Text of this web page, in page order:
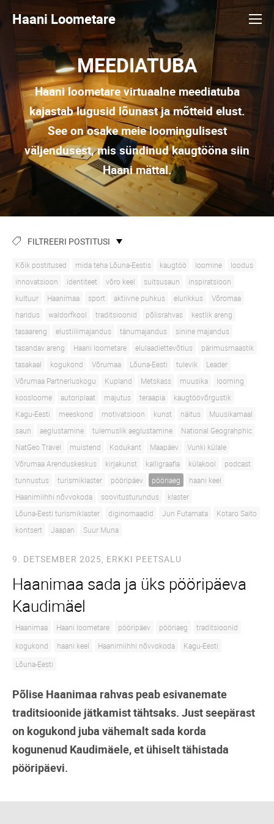
Haani Loometare
MEEDIATUBA
Haani loometare virtuaalne meediatuba
kajastab lugusid lõunast ja mõtteid elust.
See on osake meie loomingulisest
väljendusest, mis sündinud kaugtööna siin
Haani mättal.
FILTREERI POSTITUSI
Kõik postitused mida teha Lõuna-Eestis kaugtöö loomine
loodus
innovatsioon
identiteet võro keel suitsusaun
inspiratsioon
kultuur
Haanimaa sport aktiivne puhkus elurikkus
Võromaa
haridus
waldorfkool traditsioonid põlisrahvas
kestlik areng
tasaareng
elustiilimajandus tänumajandus
sinine majandus
tasandav areng
Haani loometare elulaadiettevõtlus
pärimusmaastik
tasakaal
kogukond Võrumaa Lõuna-Eesti tulevik
Leader
Võrumaa Partnerluskogu
Kupland Metskass muusika
looming
koosloome
autoriplaat majutus teraapia
kaugtöövõrgustik
Kagu-Eesti
meeskond motivatsioon kunst näitus
Muusikamaal
saun
aeglustamine tulemuslik aeglustamine
National Geograhphic
NatGeo Travel
muistend Kodukant Maapäev
Vunki külale
Võrumaa Arenduskeskus
kirjakunst kalligraafia külakool
podcast
tunnustus
turismiklaster pööripäev pööriaeg
haani keel
Haanimiihhi nõvvokoda
soovitusturundus
klaster
Lõuna-Eesti turismiklaster
diginomaadid Jun Futamata
Kotaro Saito
kontsert
Jaapan Suur Muna
9. DETSEMBER 2025, ERKKI PEETSALU
Haanimaa sada ja üks pööripäeva
Kaudimäel
Haanimaa Haani loometare pööripäev pööriaeg
traditsioonid
kogukond
haani keel Haanimiihhi nõvvokoda
Kagu-Eesti
Lõuna-Eesti
Põlise Haanimaa rahvas peab esivanemate
traditsioonide jätkamist tähtsaks. Just seepärast
on kogukond juba vähemalt sada korda
kogunenud Kaudimäele, et ühiselt tähistada
pööripäevi.